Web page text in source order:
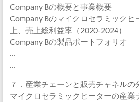
Company Bの概要と事業概要
Company Bのマイクロセラミックヒ
上、売上総利益率（2020-2024）
Company Bの製品ポートフォリオ
…
…
７．産業チェーンと販売チャネルの
マイクロセラミックヒーターの産業